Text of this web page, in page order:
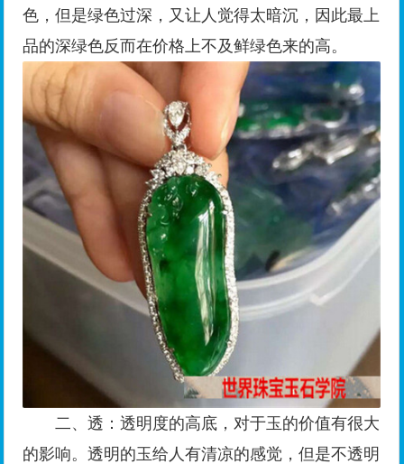
色，但是绿色过深，又让人觉得太暗沉，因此最上
品的深绿色反而在价格上不及鲜绿色来的高。
二、透：透明度的高底，对于玉的价值有很大
的影响。透明的玉给人有清凉的感觉，但是不透明